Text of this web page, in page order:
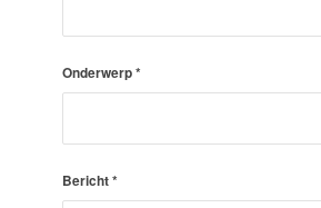
Onderwerp*
Bericht*